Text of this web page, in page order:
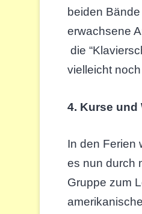
beiden
erwachsene
die
vielleicht
4. Kurse und
In den Ferien
es nun durch
Gruppe zum